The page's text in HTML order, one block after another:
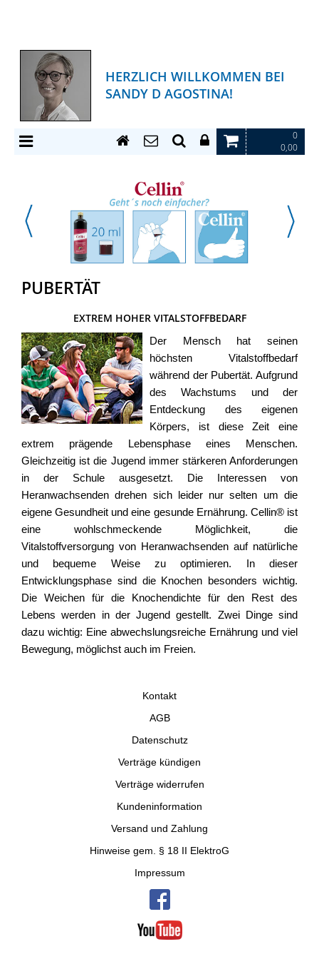
HERZLICH WILLKOMMEN BEI
SANDY D AGOSTINA!
0
0,00
PUBERTÄT
EXTREM HOHER VITALSTOFFBEDARF
Der Mensch hat seinen
höchsten Vitalstoffbedarf
während der Pubertät. Aufgrund
des Wachstums und der
Entdeckung des eigenen
Körpers, ist diese Zeit eine
extrem prägende Lebensphase eines Menschen.
Gleichzeitig ist die Jugend immer stärkeren Anforderungen
in der Schule ausgesetzt. Die Interessen von
Heranwachsenden drehen sich leider nur selten um die
eigene Gesundheit und eine gesunde Ernährung. Cellin® ist
eine wohlschmeckende Möglichkeit, die
Vitalstoffversorgung von Heranwachsenden auf natürliche
und bequeme Weise zu optimieren. In dieser
Entwicklungsphase sind die Knochen besonders wichtig.
Die Weichen für die Knochendichte für den Rest des
Lebens werden in der Jugend gestellt. Zwei Dinge sind
dazu wichtig: Eine abwechslungsreiche Ernährung und viel
Bewegung, möglichst auch im Freien.
Kontakt
AGB
Datenschutz
Verträge kündigen
Verträge widerrufen
Kundeninformation
Versand und Zahlung
Hinweise gem. § 18 II ElektroG
Impressum